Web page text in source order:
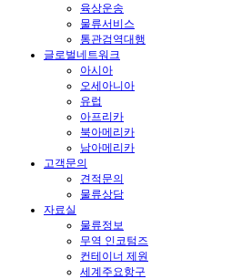
육상운송
물류서비스
통관검역대행
글로벌네트워크
아시아
오세아니아
유럽
아프리카
북아메리카
남아메리카
고객문의
견적문의
물류상담
자료실
물류정보
무역 인코텀즈
컨테이너 제원
세계주요항구